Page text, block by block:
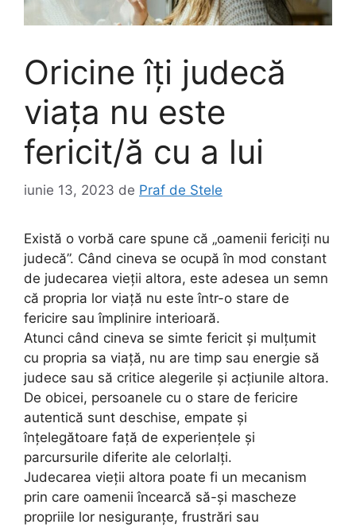
Oricine îți judecă
viața nu este
fericit/ă cu a lui
iunie 13, 2023 de Praf de Stele
Există o vorbă care spune că „oamenii fericiți nu
judecă”. Când cineva se ocupă în mod constant
de judecarea vieții altora, este adesea un semn
că propria lor viață nu este într-o stare de
fericire sau împlinire interioară.
Atunci când cineva se simte fericit și mulțumit
cu propria sa viață, nu are timp sau energie să
judece sau să critice alegerile și acțiunile altora.
De obicei, persoanele cu o stare de fericire
autentică sunt deschise, empate și
înțelegătoare față de experiențele și
parcursurile diferite ale celorlalți.
Judecarea vieții altora poate fi un mecanism
prin care oamenii încearcă să-și mascheze
propriile lor nesiguranțe, frustrări sau